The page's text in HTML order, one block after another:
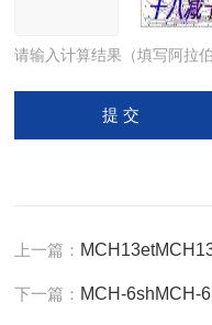
请输入计算结果（填写阿拉
上一篇：
下一篇： MCH-6shMCH-